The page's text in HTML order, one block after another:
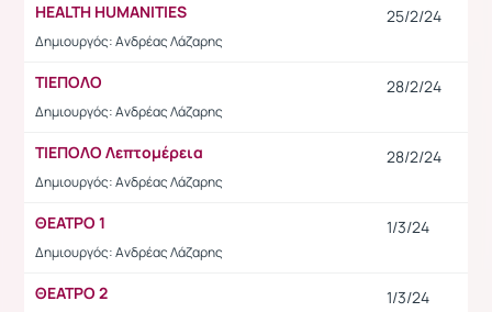
HEALTH HUMANITIES
Δημιουργός: Ανδρέας Λάζαρης
25/2/24
ΤΙΕΠΟΛΟ
Δημιουργός: Ανδρέας Λάζαρης
28/2/24
ΤΙΕΠΟΛΟ Λεπτομέρεια
Δημιουργός: Ανδρέας Λάζαρης
28/2/24
ΘΕΑΤΡΟ 1
Δημιουργός: Ανδρέας Λάζαρης
1/3/24
ΘΕΑΤΡΟ 2 1/3/24